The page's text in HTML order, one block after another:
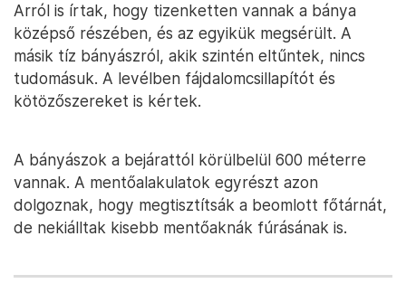
Arról is írtak, hogy tizenketten vannak a bánya
középső részében, és az egyikük megsérült. A
másik tíz bányászról, akik szintén eltűntek, nincs
tudomásuk. A levélben fájdalomcsillapítót és
kötözőszereket is kértek.
A bányászok a bejárattól körülbelül 600 méterre
vannak. A mentőalakulatok egyrészt azon
dolgoznak, hogy megtisztítsák a beomlott főtárnát,
de nekiálltak kisebb mentőaknák fúrásának is.